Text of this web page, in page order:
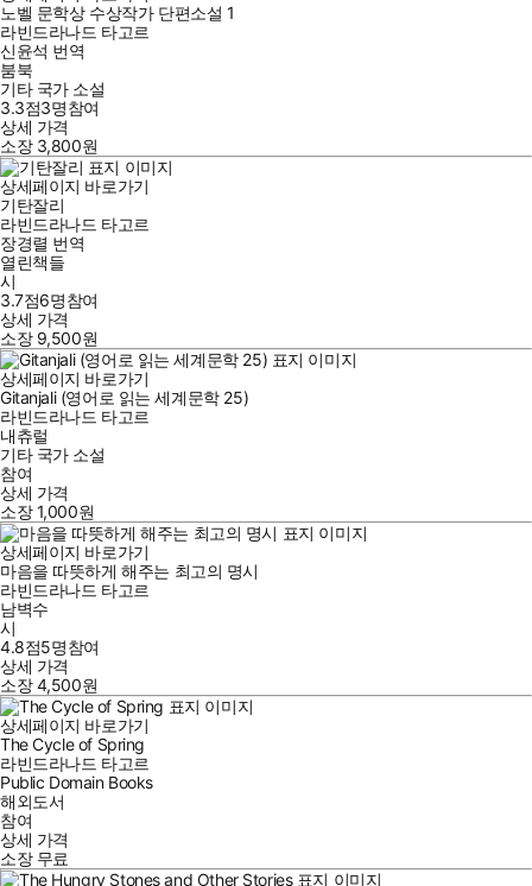
노벨 문학상 수상작가 단편소설 1
라빈드라나드 타고르
신윤석 번역
붐북
기타 국가 소설
3.3점3명참여
상세 가격
소장 3,800원
상세페이지 바로가기
기탄잘리
라빈드라나드 타고르
장경렬 번역
열린책들
시
3.7점6명참여
상세 가격
소장 9,500원
상세페이지 바로가기
Gitanjali (영어로 읽는 세계문학 25)
라빈드라나드 타고르
내츄럴
기타 국가 소설
참여
상세 가격
소장1,000원
상세페이지 바로가기
마음을 따뜻하게 해주는 최고의 명시
라빈드라나드 타고르
남벽수
시
4.8점5명참여
상세 가격
소장4,500원
상세페이지 바로가기
The Cycle of Spring
라빈드라나드 타고르
Public Domain Books
해외도서
참여
상세 가격
소장 무료